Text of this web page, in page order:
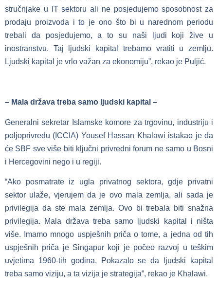
stručnjake u IT sektoru ali ne posjedujemo sposobnost za
prodaju proizvoda i to je ono što bi u narednom periodu
trebali da posjedujemo, a to su naši ljudi koji žive u
inostranstvu. Taj ljudski kapital trebamo vratiti u zemlju.
Ljudski kapital je vrlo važan za ekonomiju”, rekao je Puljić.
– Mala država treba samo ljudski kapital –
Generalni sekretar Islamske komore za trgovinu, industriju i
poljoprivredu (ICCIA) Yousef Hassan Khalawi istakao je da
će SBF sve više biti ključni privredni forum ne samo u Bosni
i Hercegovini nego i u regiji.
“Ako posmatrate iz ugla privatnog sektora, gdje privatni
sektor ulaže, vjerujem da je ovo mala zemlja, ali sada je
privilegija da ste mala zemlja. Ovo bi trebala biti snažna
privilegija. Mala država treba samo ljudski kapital i ništa
više. Imamo mnogo uspješnih priča o tome, a jedna od tih
uspješnih priča je Singapur koji je počeo razvoj u teškim
uvjetima 1960-tih godina. Pokazalo se da ljudski kapital
treba samo viziju, a ta vizija je strategija”, rekao je Khalawi.